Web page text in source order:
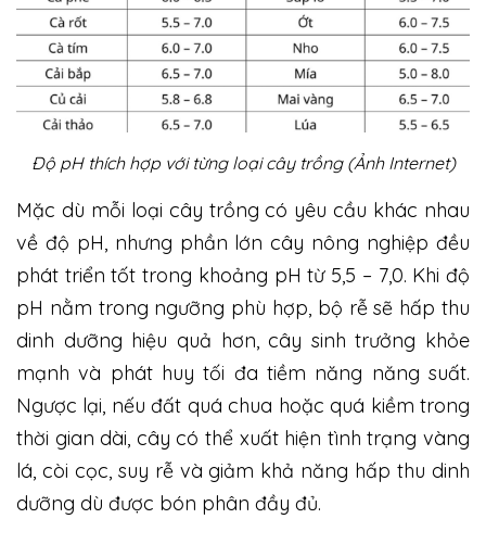
Độ pH thích hợp với từng loại cây trồng (Ảnh Internet)
Mặc dù mỗi loại cây trồng có yêu cầu khác nhau
về độ pH, nhưng phần lớn cây nông nghiệp đều
phát triển tốt trong khoảng pH từ 5,5 – 7,0. Khi độ
pH nằm trong ngưỡng phù hợp, bộ rễ sẽ hấp thu
dinh dưỡng hiệu quả hơn, cây sinh trưởng khỏe
mạnh và phát huy tối đa tiềm năng năng suất.
Ngược lại, nếu đất quá chua hoặc quá kiềm trong
thời gian dài, cây có thể xuất hiện tình trạng vàng
lá, còi cọc, suy rễ và giảm khả năng hấp thu dinh
dưỡng dù được bón phân đầy đủ.